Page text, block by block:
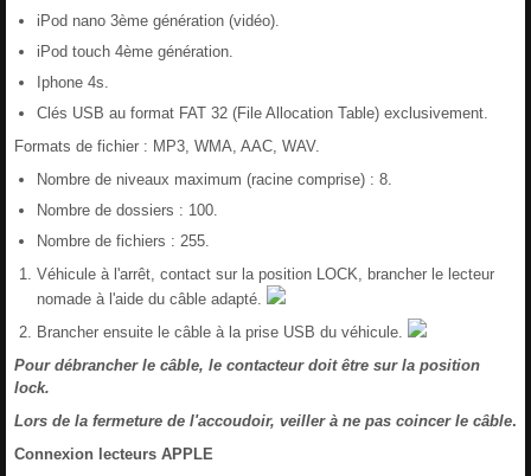
iPod nano 3ème génération (vidéo).
iPod touch 4ème génération.
Iphone 4s.
Clés USB au format FAT 32 (File Allocation Table) exclusivement.
Formats de fichier : MP3, WMA, AAC, WAV.
Nombre de niveaux maximum (racine comprise) : 8.
Nombre de dossiers : 100.
Nombre de fichiers : 255.
Véhicule à l'arrêt, contact sur la position LOCK, brancher le lecteur
nomade à l'aide du câble adapté.
Brancher ensuite le câble à la prise USB du véhicule.
Pour débrancher le câble, le contacteur doit être sur la position
lock.
Lors de la fermeture de l'accoudoir, veiller à ne pas coincer le câble.
Connexion lecteurs APPLE